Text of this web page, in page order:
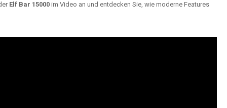
Elf Bar 15000 im Video an und entdecken Sie, wie moderne Features